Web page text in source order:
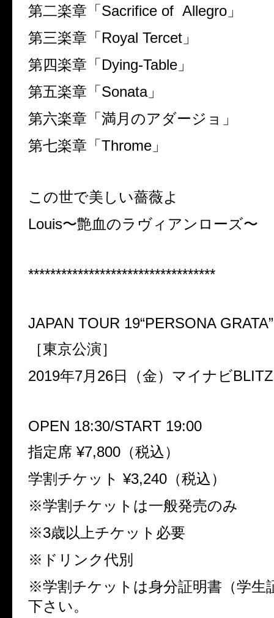
第二楽章「Sacrifice of Allegro」
第三楽章「Royal Tercet」
第四楽章「Dying-Table」
第五楽章「Sonata」
第六楽章「満月のアダージョ」
第七楽章「Throme」
この世で美しい薔薇よ
Louis〜艶血のラヴィアンローズ〜
**********************************
JAPAN TOUR 19“PERSONA GRATA”
［東京公演］
2019年7月26日（金）マイナビ
OPEN 18:30/START 19:00
指定席 ¥7,800（税込）
学割チケット ¥3,240（税込）
※学割チケットは一般発売のみ
※3歳以上チケット必要
※ドリンク代別
※学割チケットは身分証明書（学生
下さい。